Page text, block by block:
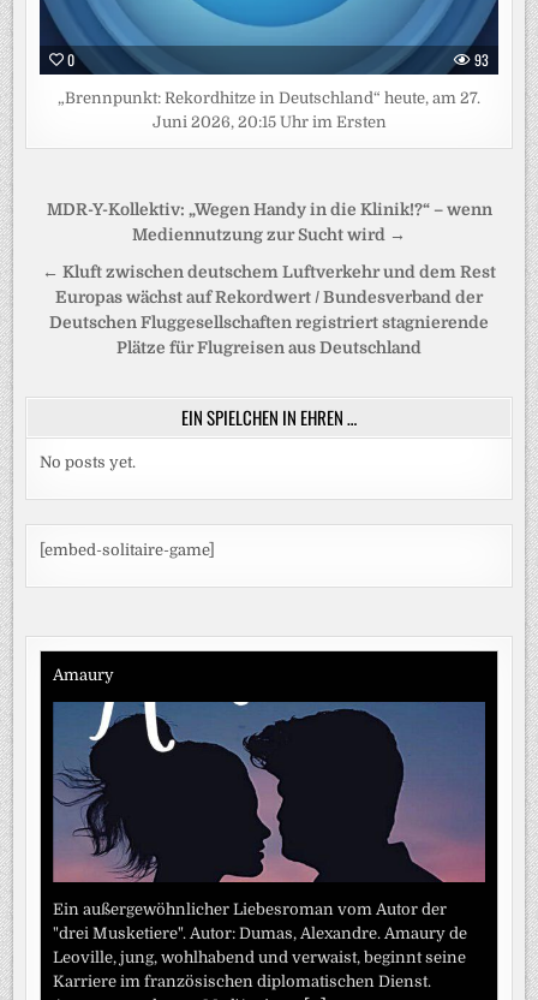
0 93
„Brennpunkt: Rekordhitze in Deutschland“ heute, am 27.
Juni 2026, 20:15 Uhr im Ersten
Beitragsnavigation
MDR-Y-Kollektiv: „Wegen Handy in die Klinik!?“ – wenn
Mediennutzung zur Sucht wird →
← Kluft zwischen deutschem Luftverkehr und dem Rest
Europas wächst auf Rekordwert / Bundesverband der
Deutschen Fluggesellschaften registriert stagnierende
Plätze für Flugreisen aus Deutschland
EIN SPIELCHEN IN EHREN …
No posts yet.
[embed-solitaire-game]
Amaury
Ein außergewöhnlicher Liebesroman vom Autor der
"drei Musketiere". Autor: Dumas, Alexandre. Amaury de
Leoville, jung, wohlhabend und verwaist, beginnt seine
Karriere im französischen diplomatischen Dienst.